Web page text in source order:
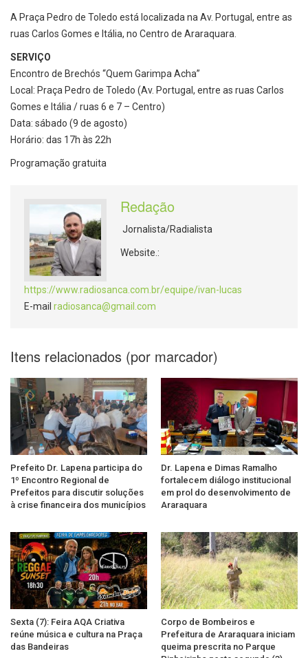
A Praça Pedro de Toledo está localizada na Av. Portugal, entre as
ruas Carlos Gomes e Itália, no Centro de Araraquara.
SERVIÇO
Encontro de Brechós “Quem Garimpa Acha”
Local: Praça Pedro de Toledo (Av. Portugal, entre as ruas Carlos
Gomes e Itália / ruas 6 e 7 – Centro)
Data: sábado (9 de agosto)
Horário: das 17h às 22h
Programação gratuita
Redação
Jornalista/Radialista
Website.:
https://www.radiosanca.com.br/equipe/ivan-lucas
E-mail radiosanca@gmail.com
Itens relacionados (por marcador)
Prefeito Dr. Lapena participa do
1º Encontro Regional de
Prefeitos para discutir soluções
à crise financeira dos municípios
Dr. Lapena e Dimas Ramalho
fortalecem diálogo institucional
em prol do desenvolvimento de
Araraquara
Sexta (7): Feira AQA Criativa
reúne música e cultura na Praça
das Bandeiras
Corpo de Bombeiros e
Prefeitura de Araraquara iniciam
queima prescrita no Parque